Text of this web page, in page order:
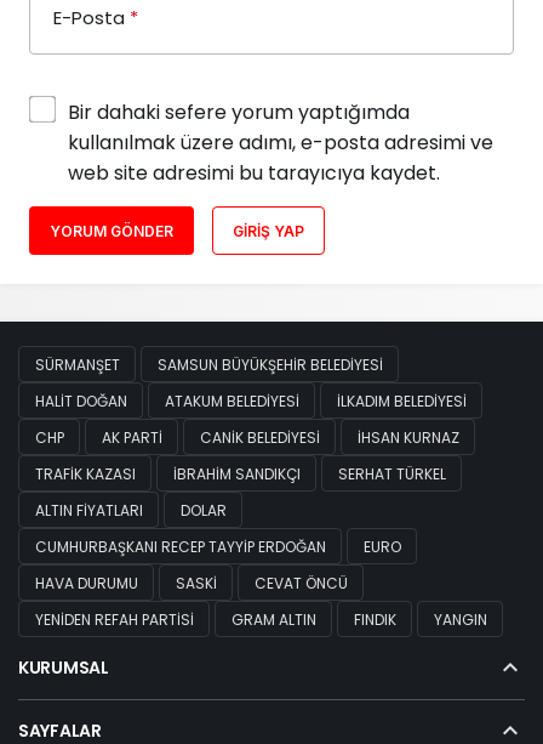
E-Posta *
Bir dahaki sefere yorum yaptığımda
kullanılmak üzere adımı, e-posta adresimi ve
web site adresimi bu tarayıcıya kaydet.
YORUM GÖNDER GIRIŞ YAP
SÜRMANŞET
SAMSUN BÜYÜKŞEHIR BELEDIYESI
HALIT DOĞAN
ATAKUM BELEDIYESI
İLKADIM BELEDIYESI
CHP
AK PARTI CANIK BELEDIYESI
İHSAN KURNAZ
TRAFIK KAZASI
İBRAHIM SANDIKÇI
SERHAT TÜRKEL
ALTIN FIYATLARI
DOLAR
CUMHURBAŞKANI RECEP TAYYIP ERDOĞAN
EURO
HAVA DURUMU
SASKİ
CEVAT ÖNCÜ
YENIDEN REFAH PARTISI
GRAM ALTIN FINDIK YANGIN
KURUMSAL
SAYFALAR